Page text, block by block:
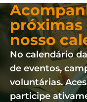
nosso
No calendário
de eventos,
voluntárias.
participe